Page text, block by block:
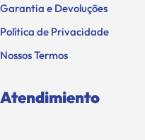
Garantia e Devoluções
Política de Privacidade
Nossos Termos
Atendimiento